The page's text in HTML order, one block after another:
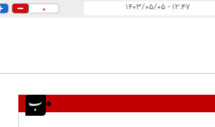
۱۲:۴۷ - ۱۴۰۳/۰۵/۰۵ 0